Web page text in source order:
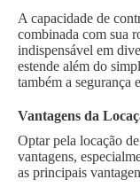
A capacidade de
combinada com sua
indispensável em
estende além do
também a segurança
Vantagens da
Optar pela locação
vantagens,
as principais